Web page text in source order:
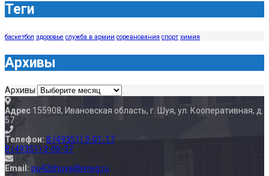
Теги
баскетбол здоровье служба в армии соревнования спорт химия
Архивы
Архивы
Адрес 155908, Ивановская область, г. Шуя, ул. Кооперативная, д.
57
Телефон: 8 (49351) 3-01-17
8 (49351) 3-06-37
Email: pu42shuya@ivreg.ru